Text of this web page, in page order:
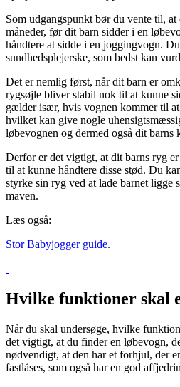
Som udgangspunkt bør du vente til,
måneder, før dit barn sidder i en
håndtere at sidde i en joggingvogn.
sundhedsplejerske, som bedst kan
Det er nemlig først, når dit barn er
rygsøjle bliver stabil nok til at kunne
gælder især, hvis vognen kommer til
hvilket kan give nogle
løbevognen og dermed også dit barns
Derfor er det vigtigt, at dit barns ryg
til at kunne håndtere disse stød. Du
styrke sin ryg ved at lade barnet ligge
maven.
Læs også:
Stor Babyjogger guide.
Hvilke funktioner skal
Når du skal undersøge, hvilke
det vigtigt, at du finder en løbevogn,
nødvendigt, at den har et forhjul, der
fastlåses, som også har en god